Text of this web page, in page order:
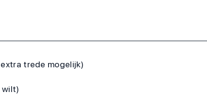
trede mogelijk)
wilt)